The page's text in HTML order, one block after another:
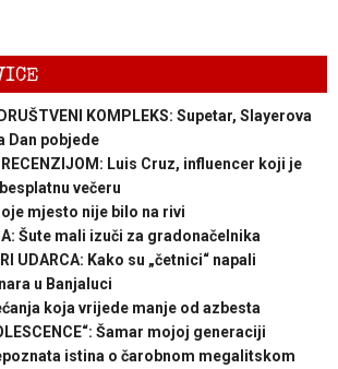
KOMPLEKS: Supetar, Slayerova
Dan pobjede
RECENZIJOM: Luis Cruz, influencer koji je
večeru
mjesto nije bilo na rivi
A: Šute mali izuči za gradonačelnika
UDARCA: Kako su „četnici“ napali
u Banjaluci
koja vrijede manje od azbesta
Šamar mojoj generaciji
istina o čarobnom megalitskom